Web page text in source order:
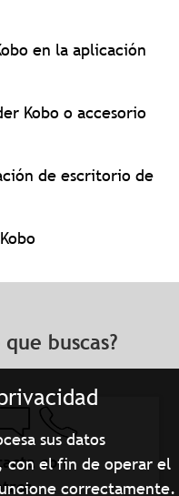
sus datos
con el fin de operar el
correctamente.
en la aplicación
Kobo o accesorio
de escritorio de
buscas?
con